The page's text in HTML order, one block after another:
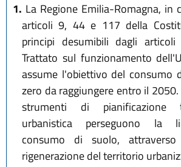
1. La Regione Emilia-Romagna, in
articoli 9, 44 e 117 della
principi desumibili dagli
Trattato sul funzionamento
assume l'obiettivo del consumo
zero da raggiungere entro il
strumenti di pianificazione
urbanistica perseguono la
consumo di suolo,
rigenerazione del territorio